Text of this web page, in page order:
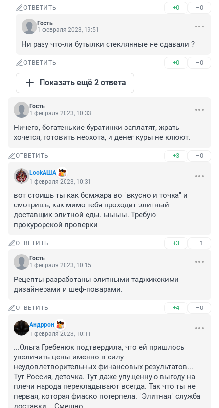
ОТВЕТИТЬ +0 –0
Гость
1 февраля 2023, 19:51
Ни разу что-ли бутылки стеклянные не сдавали ?
ОТВЕТИТЬ +0 –0
Показать ещё 2 ответа
Гость
1 февраля 2023, 10:33
Ничего, богатенькие буратинки заплатят, жрать
хочется, готовить неохота, и денег куры не клюют.
ОТВЕТИТЬ +3 –0
LookАША
1 февраля 2023, 10:31
вот стоишь ты как бомжара во "вкусно и точка" и
смотришь, как мимо тебя проходит элитный
доставщик элитной еды. ыыыы. Требую
прокурорской проверки
ОТВЕТИТЬ +3 –1
Гость
1 февраля 2023, 10:15
Рецепты разработаны элитными таджикскими
дизайнерами и шеф-поварами.
ОТВЕТИТЬ +4 –0
Андррон
1 февраля 2023, 10:11
...Ольга Гребенюк подтвердила, что ей пришлось
увеличить цены именно в силу
неудовлетворительных финансовых результатов...
Тут Россия, деточка. Тут даже упущенную выгоду на
плечи народа перекладывают всегда. Так что ты не
первая, которая фиаско потерпела. "Элитная" служба
доставки... Смешно.